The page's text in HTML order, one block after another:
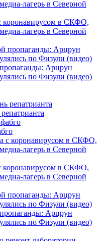
коронавирусом в СКФО,
лагерь в Северной
Арцрун
по Физули (видео)
коронавирусом в СКФО,
лагерь в Северной
Арцрун
по Физули (видео)